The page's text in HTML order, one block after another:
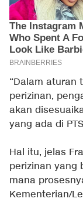
“Dalam aturan
perizinan,
akan
yang ada di
Hal itu, jelas
perizinan yang
mana
Kementerian/